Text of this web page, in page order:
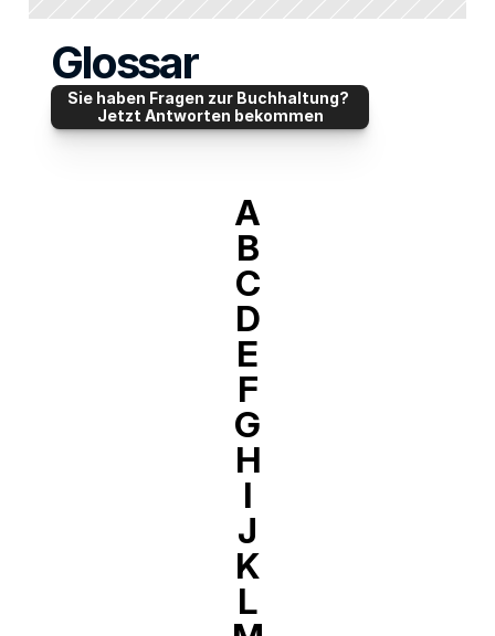
Glossar
Sie haben Fragen zur Buchhaltung?
Jetzt Antworten bekommen
A
B
C
D
E
F
G
H
I
J
K
L